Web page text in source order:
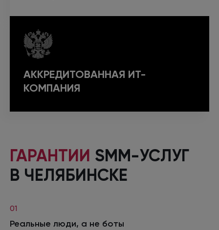
АККРЕДИТОВАННАЯ ИТ-
КОМПАНИЯ
ГАРАНТИИ SMM-УСЛУГ
В ЧЕЛЯБИНСКЕ
01
Реальные люди, а не боты